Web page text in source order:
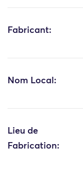
Fabricant:
Nom Local:
Lieu de
Fabrication: